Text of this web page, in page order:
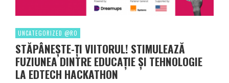
UNCATEGORIZED @RO
STĂPÂNEȘTE-ȚI VIITORUL! STIMULEAZĂ
FUZIUNEA DINTRE EDUCAȚIE ȘI TEHNOLOGIE
LA EDTECH HACKATHON